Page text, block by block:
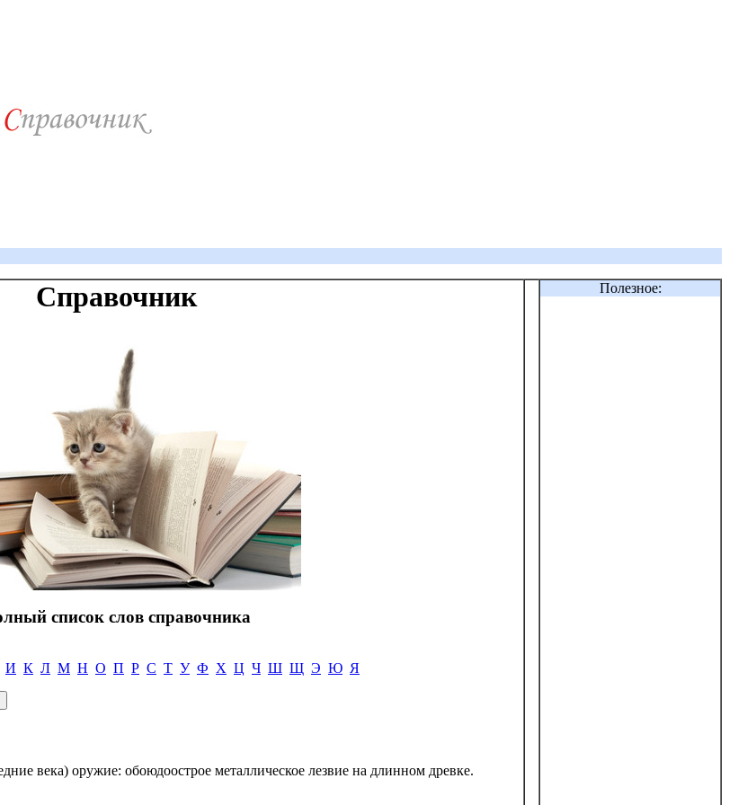
Справочник
список слов справочника
И К Л М Н О П Р С Т У Ф Х Ц Ч Ш Щ Э Ю Я
века) оружие: обоюдоострое металлическое лезвие на длинном древке.
Полезное: